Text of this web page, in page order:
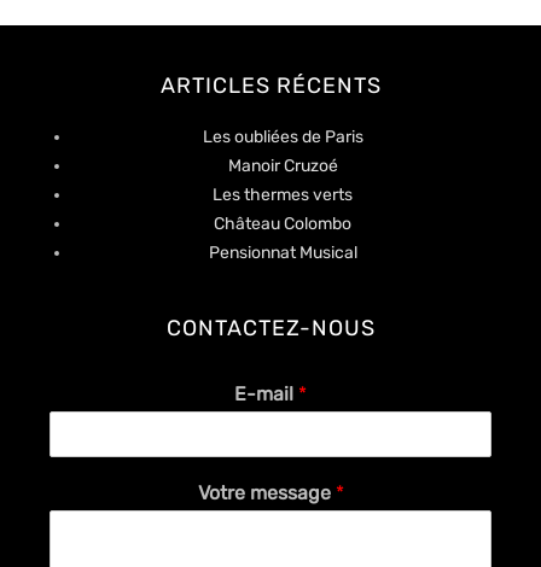
ARTICLES RÉCENTS
Les oubliées de Paris
Manoir Cruzoé
Les thermes verts
Château Colombo
Pensionnat Musical
CONTACTEZ-NOUS
E-mail *
Votre message *